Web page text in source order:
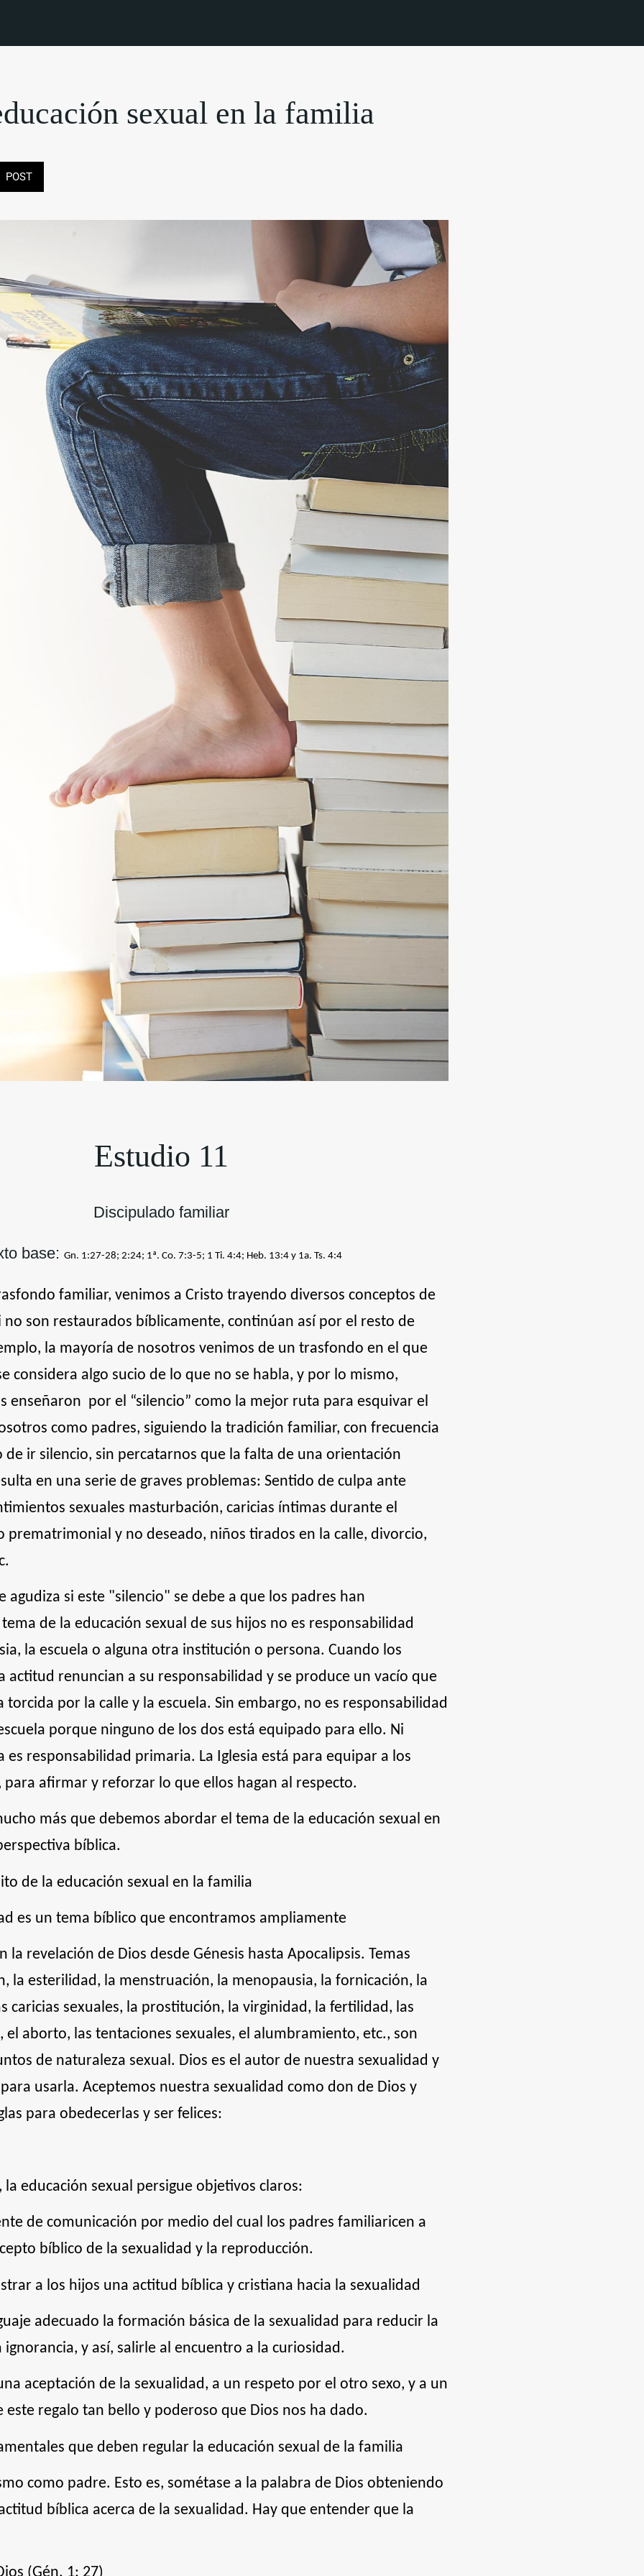
sexual en la familia
POST
Estudio 11
Discipulado familiar
base: Gn. 1:27-28; 2:24; 1ª. Co. 7:3-5; 1 Ti. 4:4; Heb. 13:4 y 1a. Ts. 4:4
familiar, venimos a Cristo trayendo diversos conceptos de
no son restaurados bíblicamente, continúan así por el resto de
la mayoría de nosotros venimos de un trasfondo en el que
considera algo sucio de lo que no se habla, y por lo mismo,
enseñaron por el “silencio” como la mejor ruta para esquivar el
como padres, siguiendo la tradición familiar, con frecuencia
de ir silencio, sin percatarnos que la falta de una orientación
en una serie de graves problemas: Sentido de culpa ante
sexuales masturbación, caricias íntimas durante el
prematrimonial y no deseado, niños tirados en la calle, divorcio,
agudiza si este "silencio" se debe a que los padres han
de la educación sexual de sus hijos no es responsabilidad
la escuela o alguna otra institución o persona. Cuando los
actitud renuncian a su responsabilidad y se produce un vacío que
por la calle y la escuela. Sin embargo, no es responsabilidad
porque ninguno de los dos está equipado para ello. Ni
es responsabilidad primaria. La Iglesia está para equipar a los
para afirmar y reforzar lo que ellos hagan al respecto.
más que debemos abordar el tema de la educación sexual en
bíblica.
de la educación sexual en la familia
es un tema bíblico que encontramos ampliamente
la revelación de Dios desde Génesis hasta Apocalipsis. Temas
la esterilidad, la menstruación, la menopausia, la fornicación, la
caricias sexuales, la prostitución, la virginidad, la fertilidad, las
el aborto, las tentaciones sexuales, el alumbramiento, etc., son
de naturaleza sexual. Dios es el autor de nuestra sexualidad y
usarla. Aceptemos nuestra sexualidad como don de Dios y
para obedecerlas y ser felices:
educación sexual persigue objetivos claros:
de comunicación por medio del cual los padres familiaricen a
bíblico de la sexualidad y la reproducción.
a los hijos una actitud bíblica y cristiana hacia la sexualidad
adecuado la formación básica de la sexualidad para reducir la
y así, salirle al encuentro a la curiosidad.
aceptación de la sexualidad, a un respeto por el otro sexo, y a un
este regalo tan bello y poderoso que Dios nos ha dado.
que deben regular la educación sexual de la familia
como padre. Esto es, sométase a la palabra de Dios obteniendo
bíblica acerca de la sexualidad. Hay que entender que la